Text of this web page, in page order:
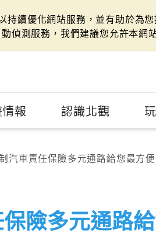
持續優化網站服務，並有助於為
偵測服務，我們建議您允許本網
報 認識北觀
汽車責任保險多元通路給您最方
險多元通路